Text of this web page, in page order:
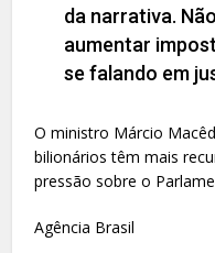
da narrativa.
aumentar
se falando em
O ministro Márcio
bilionários têm mais
pressão sobre o
Agência Brasil